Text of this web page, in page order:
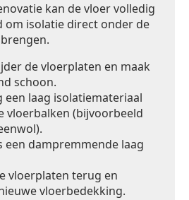
kan de vloer volledig
isolatie direct onder de
de vloerplaten en maak
schoon.
een laag isolatiemateriaal
vloerbalken (bijvoorbeeld
een dampremmende laag
vloerplaten terug en
vloerbedekking.